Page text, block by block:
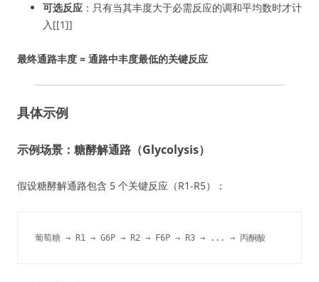
可选反应 ：只有当其丰度大于必需反应的调和平均数时才计
入[[1]]
最终通路丰度 = 通路中丰度最低的关键反应
具体示例
示例场景：糖酵解通路（Glycolysis）
假设糖酵解通路包含 5 个关键反应（R1-R5）：
葡萄糖 → R1 → G6P → R2 → F6P → R3 → ... → 丙酮酸